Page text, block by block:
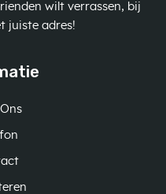
wilt verrassen, bij
juiste adres!